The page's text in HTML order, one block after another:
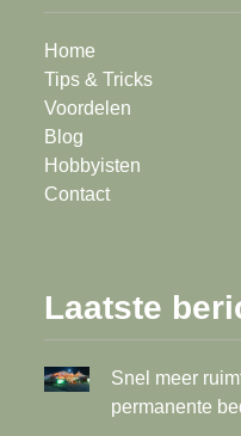
Home
Tips & Tricks
Voordelen
Blog
Hobbyisten
Contact
Laatste
Snel meer
permanente